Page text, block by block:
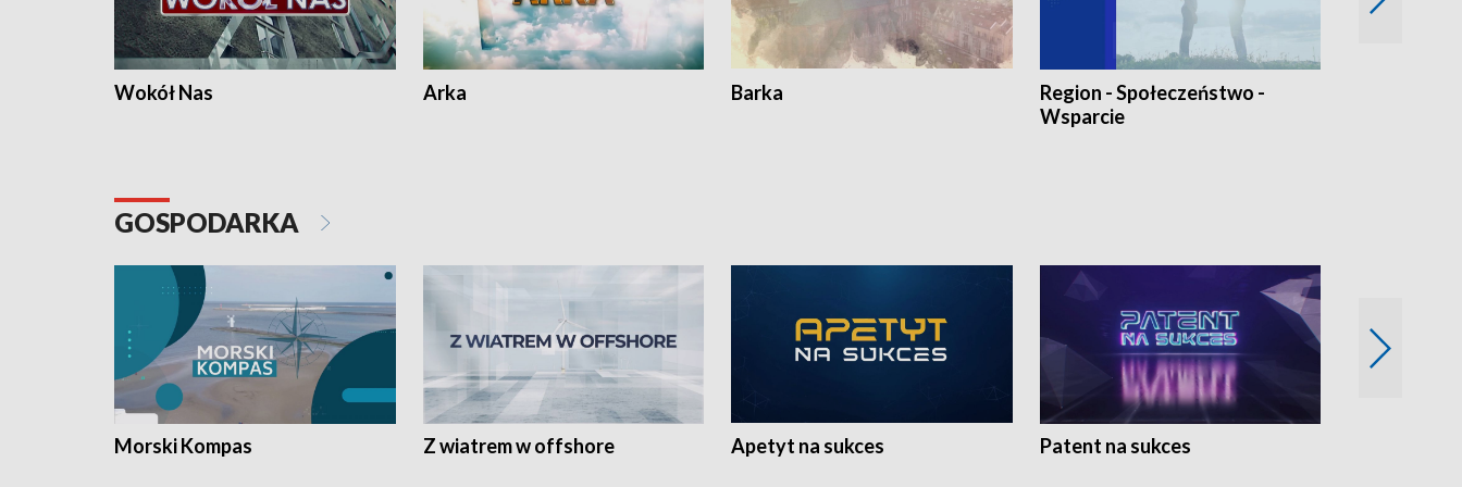
Wokół Nas Arka Barka
Region - Społeczeństwo -
Wsparcie
GOSPODARKA
Morski Kompas Z wiatrem w offshore Apetyt na sukces Patent na sukces